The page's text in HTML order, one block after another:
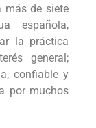
más de siete
española,
la práctica
general;
confiable y
por muchos